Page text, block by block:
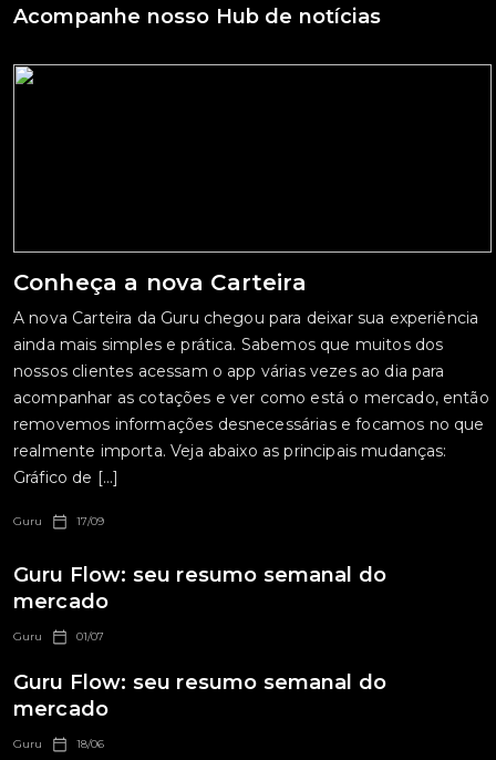
Acompanhe nosso Hub de notícias
Conheça a nova Carteira
A nova Carteira da Guru chegou para deixar sua experiência
ainda mais simples e prática. Sabemos que muitos dos
nossos clientes acessam o app várias vezes ao dia para
acompanhar as cotações e ver como está o mercado, então
removemos informações desnecessárias e focamos no que
realmente importa. Veja abaixo as principais mudanças:
Gráfico de […]
Guru 17/09
Guru Flow: seu resumo semanal do
mercado
Guru 01/07
Guru Flow: seu resumo semanal do
mercado
Guru 18/06